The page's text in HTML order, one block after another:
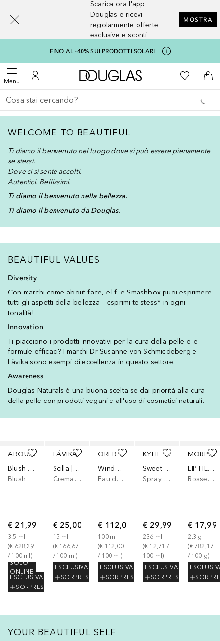
Scarica ora l'app
Douglas e ricevi
regolarmente offerte
esclusive e sconti
MOSTRA
FINO AL -40% SUI PRODOTTI SOLARI
MenuApri menuAl Mio Account
A Douglas HomeAlla Mia
Al
Torna indietro
Esegui ricerca
WELCOME TO BEAUTIFUL
Ti diamo il benvenuto nel luogo dove si può essere pienamente
se stessi.
Dove ci si sente accolti.
Autentici. Bellissimi.
Ti diamo il benvenuto nella bellezza.
Ti diamo il benvenuto da Douglas.
BEAUTIFUL VALUES
Diversity
Con marchi come about-face, e.l.f. e Smashbox puoi esprimere
tutti gli aspetti della bellezza – esprimi te stess* in ogni
tonalità!
Innovation
Ti piacciono i prodotti innovativi per la cura della pelle e le
formule efficaci? I marchi Dr Susanne von Schmiedeberg e
Làvika sono esempi di eccellenza in questo settore.
Awareness
Douglas Naturals è una buona scelta se dai priorità alla cura
della pelle con prodotti vegani e all'uso di cosmetici naturali.
ABOUT-FACE
Blush Rush
Blush
€ 21,99
3.5 ml
(€ 628,29
/ 100 ml )
SOLO
ONLINE
ESCLUSIVA
SORPRESA
LÁVIKA
Scilla | Face Sun Cream SPF 50+ - Advanced UV Filters + Anti-Aging Defence
Crema solare per il corpo
€ 25,00
15 ml
(€ 166,67
/ 100 ml)
ESCLUSIVA
SORPRESA
OREBELLA
Window2Soul
Eau de Parfum
€ 112,00
100 ml
(€ 112,00
/ 100 ml )
ESCLUSIVA
SORPRESA
KYLIE COSMETICS
Sweet Éclair Spray Corpo e Capelli
Spray corpo
€ 29,99
236 ml
(€ 12,71 /
100 ml )
ESCLUSIVA
SORPRESA
MORPHE
LIP FILTER HYDROPLUMP SOFT MATTE LIPSTICK
Rossetto
€ 17,99
2.3 g
(€ 782,17
/ 100 g)
YOUR BEAUTIFUL SELF
[navigation.slideout.screenreader]